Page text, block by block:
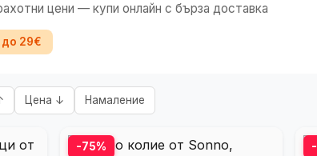
цени — купи онлайн с бърза доставка
до 29€
Цена ↓ Намаление
-75%